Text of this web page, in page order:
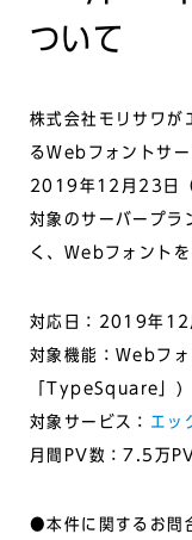
ついて
株式会社モリサワが
るWebフォントサ
2019年12月23日（
対象のサーバープラ
く、Webフォントを
対応日：2019年12
対象機能：Webフ
「TypeSquare」)
対象サービス： エッ
月間PV数：7.5万
●本件に関するお問